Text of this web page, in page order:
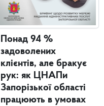
Понад 94 %
задоволених
клієнтів, але бракує
рук: як ЦНАПи
Запорізької області
працюють в умовах